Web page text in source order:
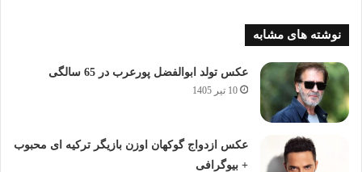
نوشته های مشابه
عکس تولد ابوالفضل پورعرب در 65 سالگی
10 تیر 1405
عکس ازدواج گوکهان اوزن بازیگر ترکیه ای محبوب
+ بیوگرافی